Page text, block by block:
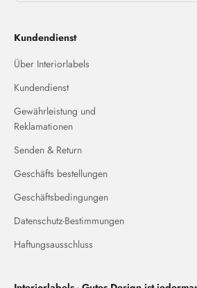
Kundendienst
Über Interiorlabels
Kundendienst
Gewährleistung und
Reklamationen
Senden & Return
Geschäfts bestellungen
Geschäftsbedingungen
Datenschutz-Bestimmungen
Haftungsausschluss